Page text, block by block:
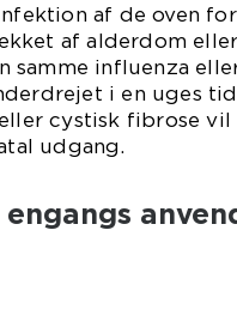
af de oven
af alderdom
samme influenza
i en uges
cystisk fibrose vil
udgang.